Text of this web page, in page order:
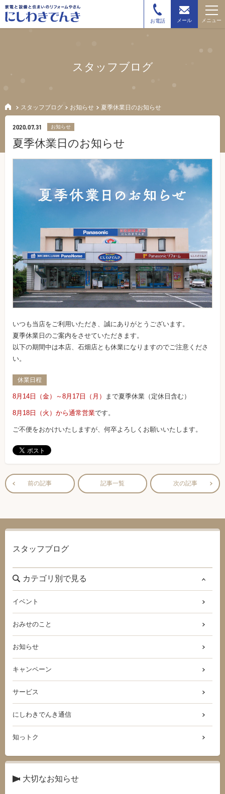
お電話 メール メニュー
スタッフブログ
スタッフブログ お知らせ 夏季休業日のお知らせ
2020.07.31 お知らせ
夏季休業日のお知らせ
いつも当店をご利用いただき、誠にありがとうございます。
夏季休業日のご案内をさせていただきます。
以下の期間中は本店、石畑店とも休業になりますのでご注意くださ
い。
休業日程
8月14日（金）～8月17日（月） まで夏季休業（定休日含む）
8月18日（火）から通常営業です。
ご不便をおかけいたしますが、何卒よろしくお願いいたします。
前の記事 記事一覧 次の記事
スタッフブログ
カテゴリ別で見る
イベント
おみせのこと
お知らせ
キャンペーン
サービス
にしわきでんき通信
知っトク
大切なお知らせ